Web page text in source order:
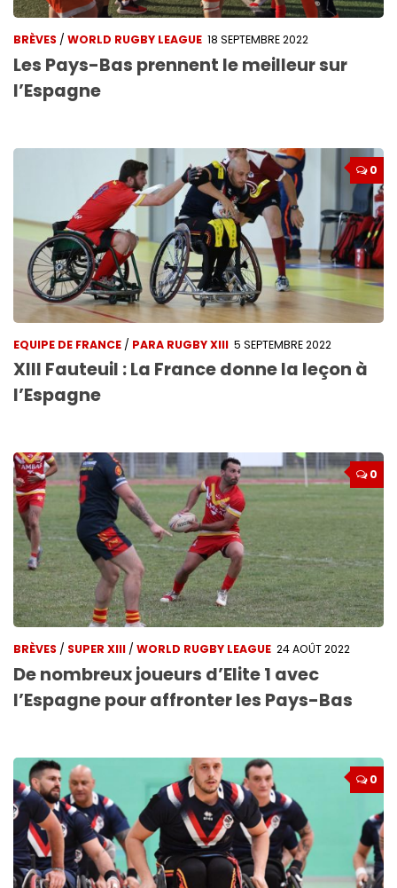
BRÈVES / WORLD RUGBY LEAGUE 18 SEPTEMBRE 2022
Les Pays-Bas prennent le meilleur sur
l’Espagne
0
EQUIPE DE FRANCE / PARA RUGBY XIII 5 SEPTEMBRE 2022
XIII Fauteuil : La France donne la leçon à
l’Espagne
0
BRÈVES / SUPER XIII / WORLD RUGBY LEAGUE 24 AOÛT 2022
De nombreux joueurs d’Elite 1 avec
l’Espagne pour affronter les Pays-Bas
0